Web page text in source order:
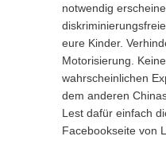
notwendig
eure Kinder.
Motorisierung.
wahrscheinlichen
dem anderen
Lest dafür einfach
Facebookseite von